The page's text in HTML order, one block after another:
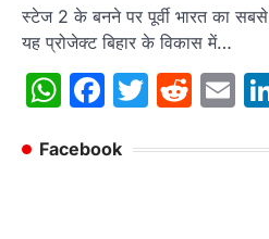
स्टेज 2 के बनने पर पूर्वी भारत का सबसे
यह प्रोजेक्ट बिहार के विकास में…
WhatsApp
Facebook
Twitter
Facebook